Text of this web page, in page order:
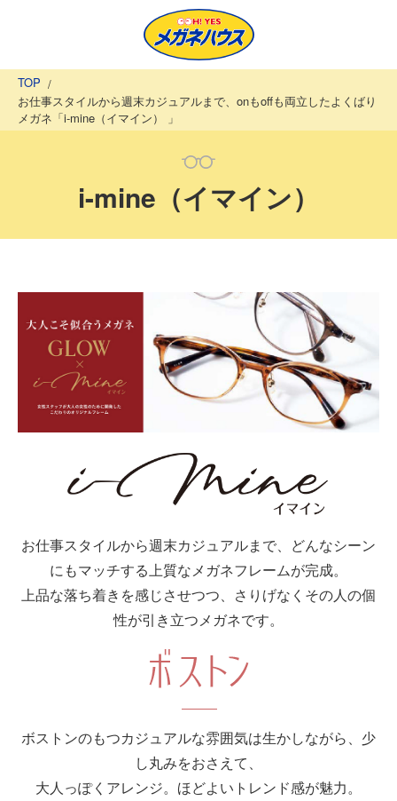
TOP
お仕事スタイルから週末カジュアルまで、onもoffも両立したよくばり
メガネ「i-mine（イマイン） 」
i-mine（イマイン）
お仕事スタイルから週末カジュアルまで、どんなシーン
にもマッチする上質なメガネフレームが完成。
上品な落ち着きを感じさせつつ、さりげなくその人の個
性が引き立つメガネです。
ボストンのもつカジュアルな雰囲気は生かしながら、少
し丸みをおさえて、
大人っぽくアレンジ。ほどよいトレンド感が魅力。